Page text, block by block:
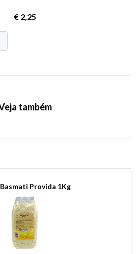
€ 2,25
também
Provida 1Kg